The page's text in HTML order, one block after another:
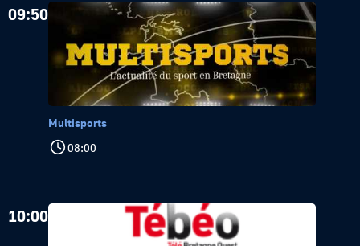
09:50
Multisports
08:00
10:00